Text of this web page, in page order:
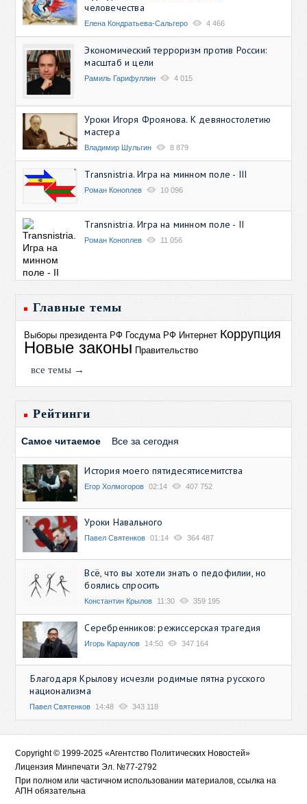
человечества
Елена Кондратьева-Сальгеро 4 466
Экономический терроризм против России:
масштаб и цели
Рамиль Гарифуллин 4 015
Уроки Игоря Фроянова. К девяностолетию
мастера
Владимир Шульгин 8 879
Transnistria. Игра на минном поле - III
Роман Коноплев 10 096
Transnistria. Игра на минном поле - II
Роман Коноплев 11 056
Главные темы
Выборы президента РФ Госдума РФ Интернет Коррупция
Новые законы Правительство
все темы →
Рейтинги
Самое читаемое Все за сегодня
История моего пятидесятисемитства
Егор Холмогоров 02:14 407 752
Уроки Навального
Павел Святенков 01:14 364 487
Всё, что вы хотели знать о педофилии, но
боялись спросить
Константин Крылов 11:30 359 195
Серебренников: режиссерская трагедия
Игорь Караулов 14:50 347 164
Благодаря Крылову исчезли родимые пятна русского
национализма
Павел Святенков 14:48 343 118
Copyright © 1999-2025 «Агентство Политических Новостей»
Лицензия Минпечати Эл. №77-2792
При полном или частичном использовании материалов, ссылка на
АПН обязательна